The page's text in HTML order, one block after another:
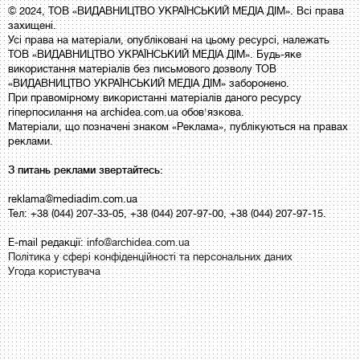
© 2024, ТОВ «ВИДАВНИЦТВО УКРАЇНСЬКИЙ МЕДІА ДІМ». Всі права
захищені.
Усі права на матеріали, опубліковані на цьому ресурсі, належать
ТОВ «ВИДАВНИЦТВО УКРАЇНСЬКИЙ МЕДІА ДІМ». Будь-яке
використання матеріалів без письмового дозволу ТОВ
«ВИДАВНИЦТВО УКРАЇНСЬКИЙ МЕДІА ДІМ» заборонено.
При правомірному використанні матеріалів даного ресурсу
гіперпосилання на archidea.com.ua обов'язкова.
Матеріали, що позначені знаком «Реклама», публікуються на правах
реклами.
З питань реклами звертайтесь:
reklama@mediadim.com.ua
Тел: +38 (044) 207-33-05, +38 (044) 207-97-00, +38 (044) 207-97-15.
E-mail редакції:info@archidea.com.ua
Політика у сфері конфіденційності та персональних даних
Угода користувача